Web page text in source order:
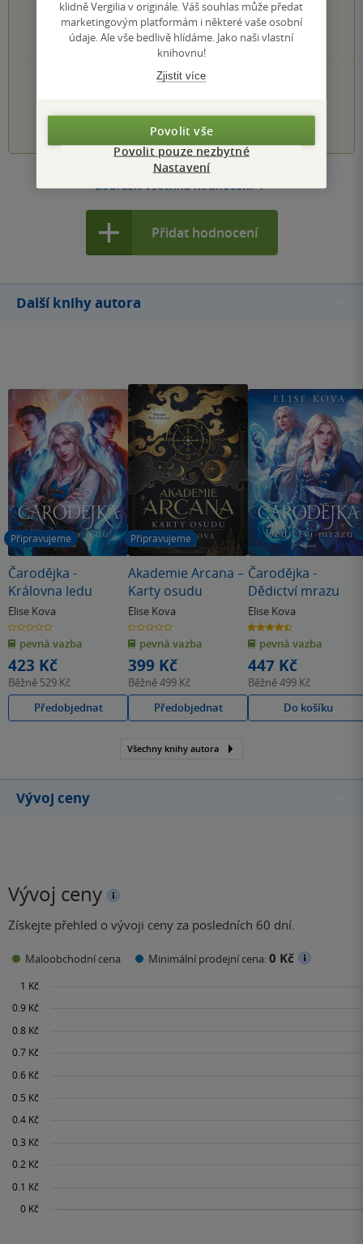
0×
3 hvězdičky
0×
2 hvězdičky
0×
1 hvezdička
PŘIDEJTE SVÉ HODNOCENÍ KNIHY
1 2 3 4 5
Zobrazit všechna hodnocení
Přidat hodnocení
Další knihy autora
Připravujeme
Čarodějka -
Královna ledu
Elise Kova
0.0
z
5
hvězdiček
pevná vazba
423 Kč
Běžně 529 Kč
Předobjednat
Připravujeme
Akademie Arcana –
Karty osudu
Elise Kova
0.0
z
5
hvězdiček
pevná vazba
399 Kč
Běžně499 Kč
Předobjednat
Čarodějka -
Dědictví mrazu
Elise Kova
4.4
z
5
hvězdiček
pevná vazba
447 Kč
Běžně499 Kč
Do košíku
Všechny knihy autora
Vývoj ceny
Vývoj ceny
Získejte přehled o vývoji ceny za posledních 60 dní.
Maloobchodní cena Minimální prodejní cena:0 Kč
klidně Vergilia v originále. Váš souhlas může předat
marketingovým platformám i některé vaše osobní
údaje. Ale vše bedlivě hlídáme. Jako naši vlastní
knihovnu!
Zjistit více
Povolit vše
Povolit pouze nezbytné
Nastavení